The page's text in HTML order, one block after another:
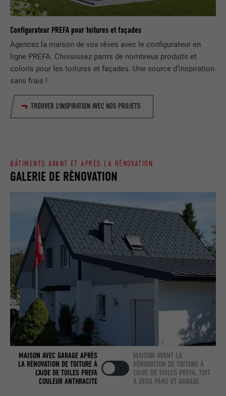
Configurateur PREFA pour toitures et façades
Agencez la maison de vos rêves avec le configurateur en
ligne PREFA. Choisissez parmi de nombreux produits et
coloris pour les toitures et façades. Une source d’inspiration
sans frais !
TROUVER L'INSPIRATION AVEC NOS PROJETS
GALERIE DE RÉNOVATION
BÂTIMENTS AVANT ET APRÈS LA RÉNOVATION
MAISON AVEC GARAGE APRÈS
LA RÉNOVATION DE TOITURE À
L’AIDE DE TUILES PREFA
COULEUR ANTHRACITE
MAISON AVANT LA
RÉNOVATION DE TOITURE À
L’AIDE DE TUILES PREFA, TOIT
À DEUX PANS ET GARAGE
UTILITÉ
pour générer des données statistiques
sur la manière dont l'utilisateur utilise le
site Internet.
UTILITÉ
Est placé afin de tester si le navigateur
autorise l'utilisation de cookies. Ne
contient aucun élément d'identification.
NOM lang
EXPIRATION Session
l'utilisateur pour un site Internet.
EXPIRATION Session
UTILITÉ
Internet contient une fenêtre « Suivez-
nous » intégrée.
NOM bcookie
EXPIRATION
UTILITÉ
Utilisé par le service de réseau social
LinkedIn pour suivre l'utilisation de
services intégrés.
bscookie